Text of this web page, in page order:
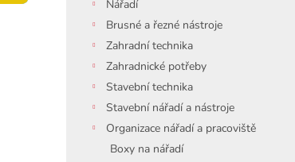
Nářadí
Brusné a řezné nástroje
Zahradní technika
Zahradnické potřeby
Stavební technika
Stavební nářadí a nástroje
Organizace nářadí a pracoviště
Boxy na nářadí